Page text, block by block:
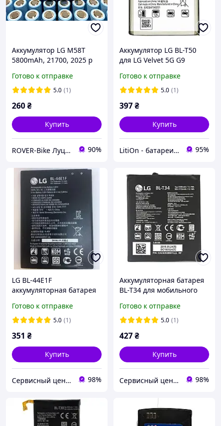
Аккумулятор LG M58T
5800mAh, 21700, 2025 р
Готово к отправке
5.0 (1)
260₴
Купить
ROVER-Bike Луцьк 90%
Аккумулятор LG BL-T50
для LG Velvet 5G G9
Готово к отправке
5.0 (1)
397₴
Купить
LitiOn - батареи и аккумуляторы 95%
LG BL-44E1F
аккумуляторная батарея
h918, h990ds, ls997,
us996, vs995
Готово к отправке
5.0 (1)
351 ₴
Купить
Сервисный центр Экран 98%
Аккумуляторная батарея
BL-T34 для мобильного
H932, LS998, US998 V30
Готово к отправке
5.0 (1)
427₴
Купить
Сервисный центр Экран 98%